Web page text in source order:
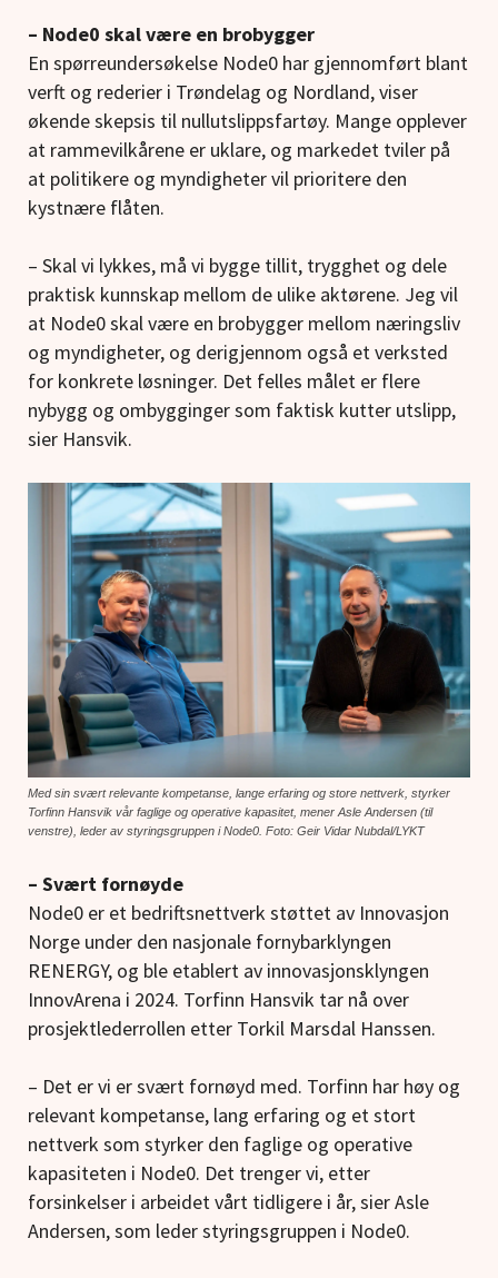
– Node0 skal være en brobygger
En spørreundersøkelse Node0 har gjennomført blant
verft og rederier i Trøndelag og Nordland, viser
økende skepsis til nullutslippsfartøy. Mange opplever
at rammevilkårene er uklare, og markedet tviler på
at politikere og myndigheter vil prioritere den
kystnære flåten.
– Skal vi lykkes, må vi bygge tillit, trygghet og dele
praktisk kunnskap mellom de ulike aktørene. Jeg vil
at Node0 skal være en brobygger mellom næringsliv
og myndigheter, og derigjennom også et verksted
for konkrete løsninger. Det felles målet er flere
nybygg og ombygginger som faktisk kutter utslipp,
sier Hansvik.
Med sin svært relevante kompetanse, lange erfaring og store nettverk, styrker
Torfinn Hansvik vår faglige og operative kapasitet, mener Asle Andersen (til
venstre), leder av styringsgruppen i Node0. Foto: Geir Vidar Nubdal/LYKT
– Svært fornøyde
Node0 er et bedriftsnettverk støttet av Innovasjon
Norge under den nasjonale fornybarklyngen
RENERGY, og ble etablert av innovasjonsklyngen
InnovArena i 2024. Torfinn Hansvik tar nå over
prosjektlederrollen etter Torkil Marsdal Hanssen.
– Det er vi er svært fornøyd med. Torfinn har høy og
relevant kompetanse, lang erfaring og et stort
nettverk som styrker den faglige og operative
kapasiteten i Node0. Det trenger vi, etter
forsinkelser i arbeidet vårt tidligere i år, sier Asle
Andersen, som leder styringsgruppen i Node0.